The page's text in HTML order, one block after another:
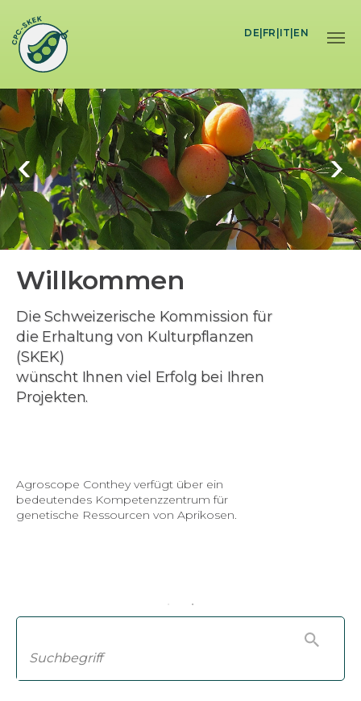
DE| FR IT EN
Willkommen
Die Schweizerische Kommission für
die Erhaltung von Kulturpflanzen
(SKEK)
wünscht Ihnen viel Erfolg bei Ihren
Projekten.
Agroscope Conthey verfügt über ein
bedeutendes Kompetenzzentrum für
genetische Ressourcen von Aprikosen.